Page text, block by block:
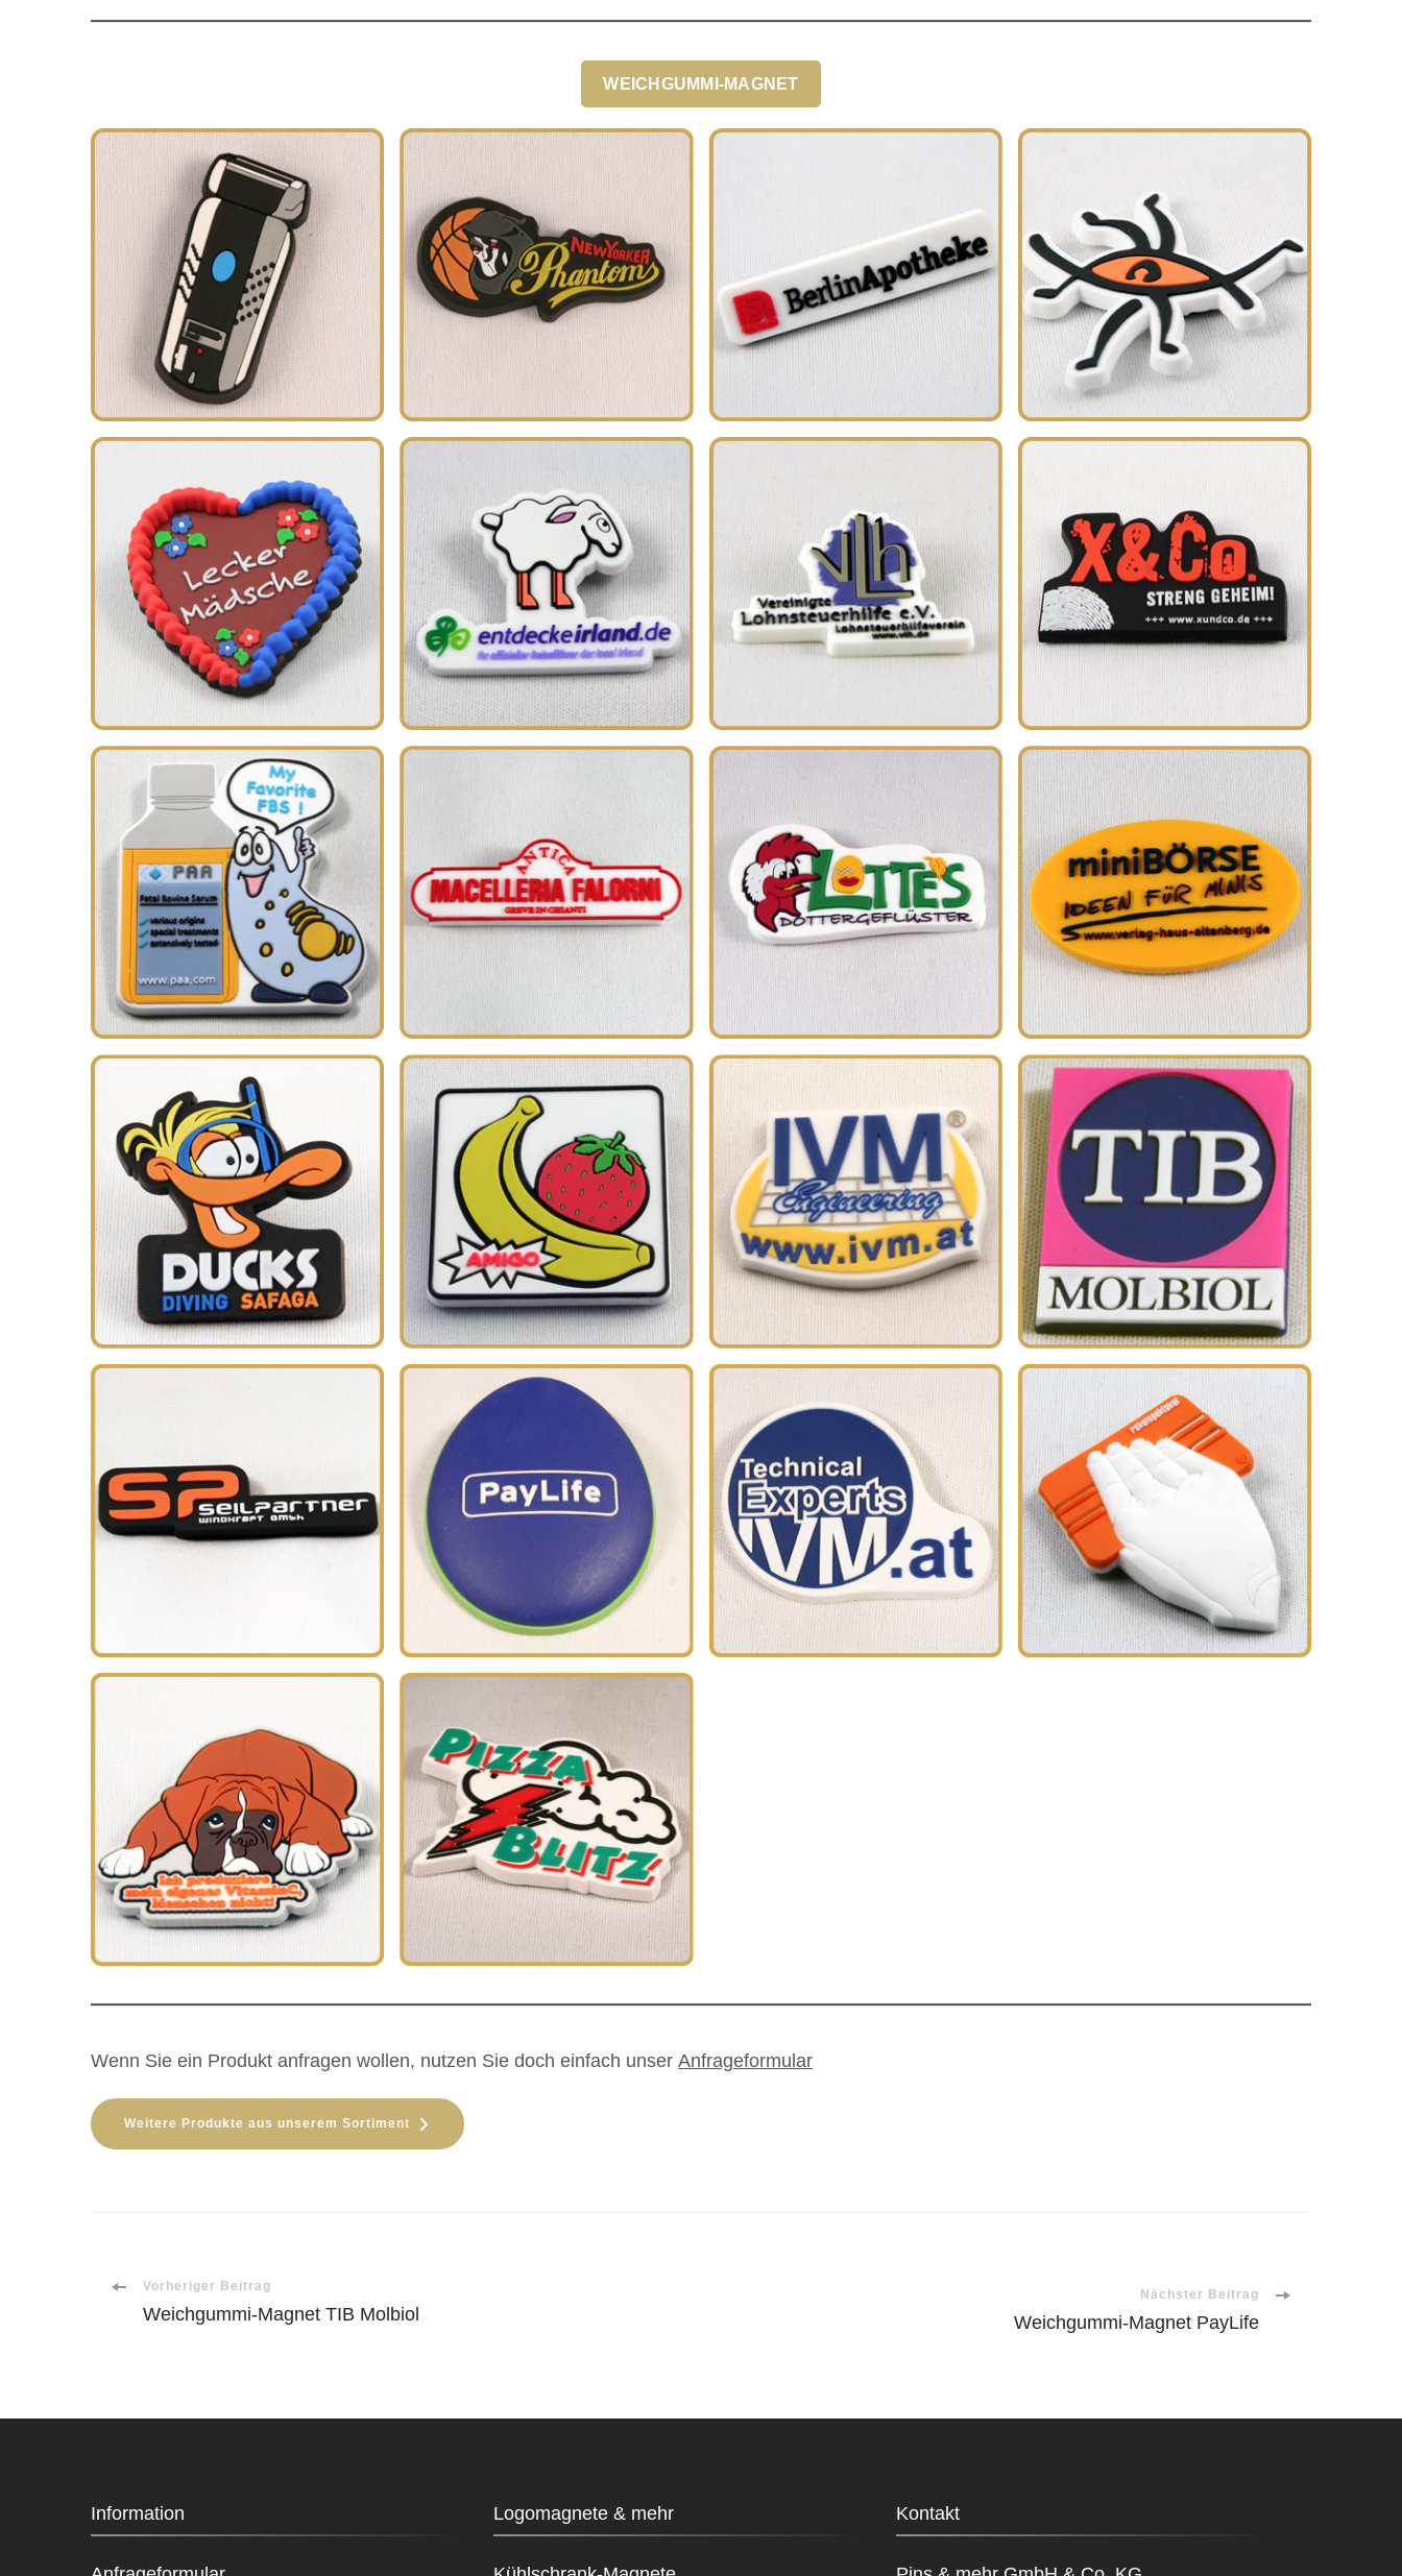
WEICHGUMMI-MAGNET
Wenn Sie ein Produkt anfragen wollen, nutzen Sie doch einfach unser Anfrageformular
Weitere Produkte aus unserem Sortiment
Beitragsnavigation
Vorheriger Beitrag
Weichgummi-Magnet TIB Molbiol
Nächster Beitrag
Weichgummi-Magnet PayLife
Information Logomagnete & mehr Kontakt